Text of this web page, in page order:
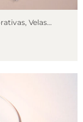
, Velas